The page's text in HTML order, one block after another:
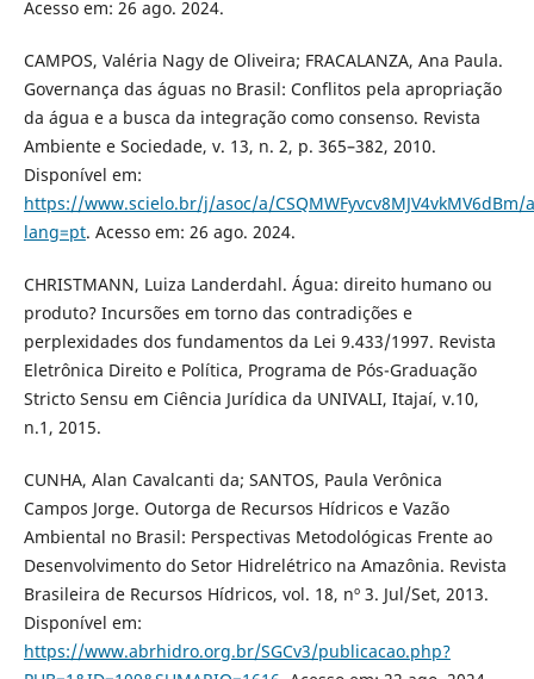
Acesso em: 26 ago. 2024.
CAMPOS, Valéria Nagy de Oliveira; FRACALANZA, Ana Paula.
Governança das águas no Brasil: Conflitos pela apropriação
da água e a busca da integração como consenso. Revista
Ambiente e Sociedade, v. 13, n. 2, p. 365–382, 2010.
Disponível em:
https://www.scielo.br/j/asoc/a/CSQMWFyvcv8MJV4vkMV6dBm/
lang=pt. Acesso em: 26 ago. 2024.
CHRISTMANN, Luiza Landerdahl. Água: direito humano ou
produto? Incursões em torno das contradições e
perplexidades dos fundamentos da Lei 9.433/1997. Revista
Eletrônica Direito e Política, Programa de Pós-Graduação
Stricto Sensu em Ciência Jurídica da UNIVALI, Itajaí, v.10,
n.1, 2015.
CUNHA, Alan Cavalcanti da; SANTOS, Paula Verônica
Campos Jorge. Outorga de Recursos Hídricos e Vazão
Ambiental no Brasil: Perspectivas Metodológicas Frente ao
Desenvolvimento do Setor Hidrelétrico na Amazônia. Revista
Brasileira de Recursos Hídricos, vol. 18, nº 3. Jul/Set, 2013.
Disponível em:
https://www.abrhidro.org.br/SGCv3/publicacao.php?